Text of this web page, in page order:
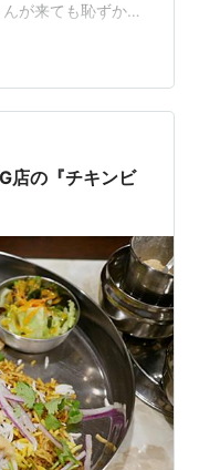
が来ても恥ずかし
のホームページに
び茶」産地と「美
れの産地の特徴に
田町と揖斐川町の
り浴び、夕方は西
店の『チキンビ